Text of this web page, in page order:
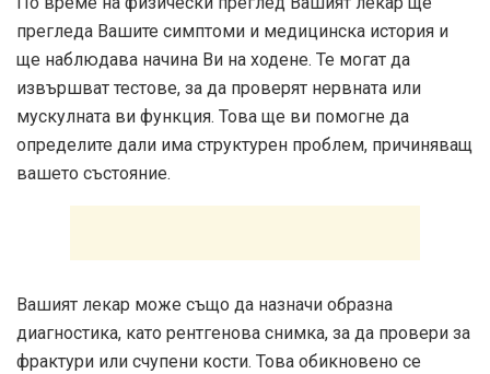
прегледа Вашите симптоми и медицинска история и
ще наблюдава начина Ви на ходене. Те могат да
извършват тестове, за да проверят нервната или
мускулната ви функция. Това ще ви помогне да
определите дали има структурен проблем, причиняващ
вашето състояние.
Вашият лекар може също да назначи образна
диагностика, като рентгенова снимка, за да провери за
фрактури или счупени кости. Това обикновено се